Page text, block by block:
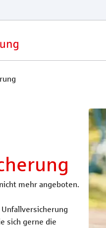
mehr angeboten.
sich gerne die